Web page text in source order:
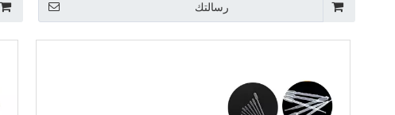
رسالتك